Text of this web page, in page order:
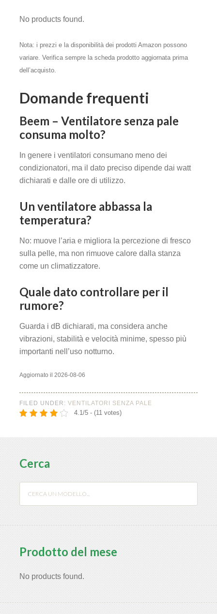
No products found.
Nota: i prezzi e la disponibilità dei prodotti Amazon possono
variare. Verifica sempre la scheda prodotto aggiornata prima
dell’acquisto.
Domande frequenti
Beem – Ventilatore senza pale
consuma molto?
In genere i ventilatori consumano meno dei
condizionatori, ma il dato preciso dipende dai watt
dichiarati e dalle ore di utilizzo.
Un ventilatore abbassa la
temperatura?
No: muove l’aria e migliora la percezione di fresco
sulla pelle, ma non rimuove calore dalla stanza
come un climatizzatore.
Quale dato controllare per il
rumore?
Guarda i dB dichiarati, ma considera anche
vibrazioni, stabilità e velocità minime, spesso più
importanti nell’uso notturno.
Aggiornato il 2026-08-06
FILED UNDER: VENTILATORI SENZA PALE
4.1/5 - (11 votes)
Cerca
Prodotto del mese
No products found.